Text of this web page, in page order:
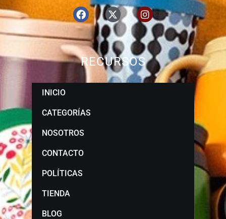
RECURSOS
INICIO
CATEGORÍAS
NOSOTROS
CONTACTO
POLÍTICAS
TIENDA
BLOG